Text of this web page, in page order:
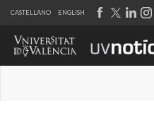
CASTELLANO ENGLISH